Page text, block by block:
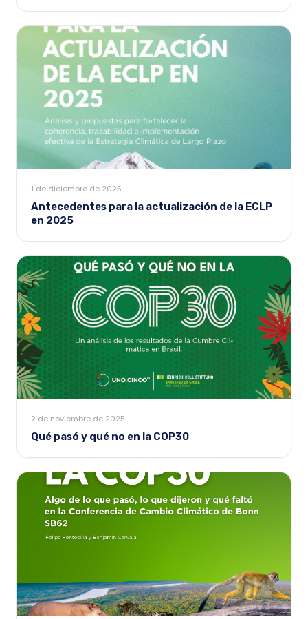
1 de diciembre de 2025
Antecedentes para la actualización de la ECLP
en 2025
2 de noviembre de 2025
Qué pasó y qué no en la COP30